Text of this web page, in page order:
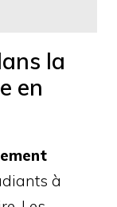
la
en
à